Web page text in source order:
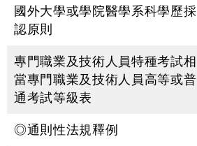
國外大學或學院醫學系科學歷採
認原則
專門職業及技術人員特種考試相
當專門職業及技術人員高等或普
通考試等級表
◎通則性法規釋例